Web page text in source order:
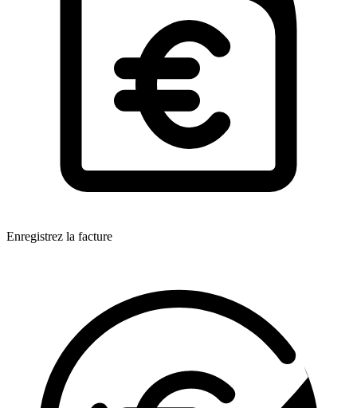
Enregistrez la facture